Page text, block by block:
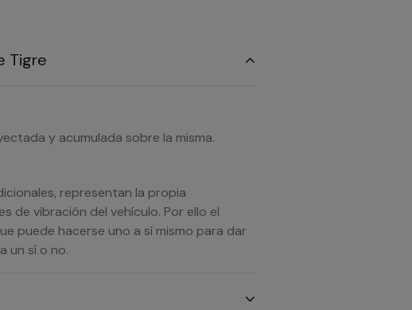
Tigre
y acumulada sobre la misma.
representan la propia
de vibración del vehículo. Por ello el
puede hacerse uno a sí mismo para dar
un sí o no.